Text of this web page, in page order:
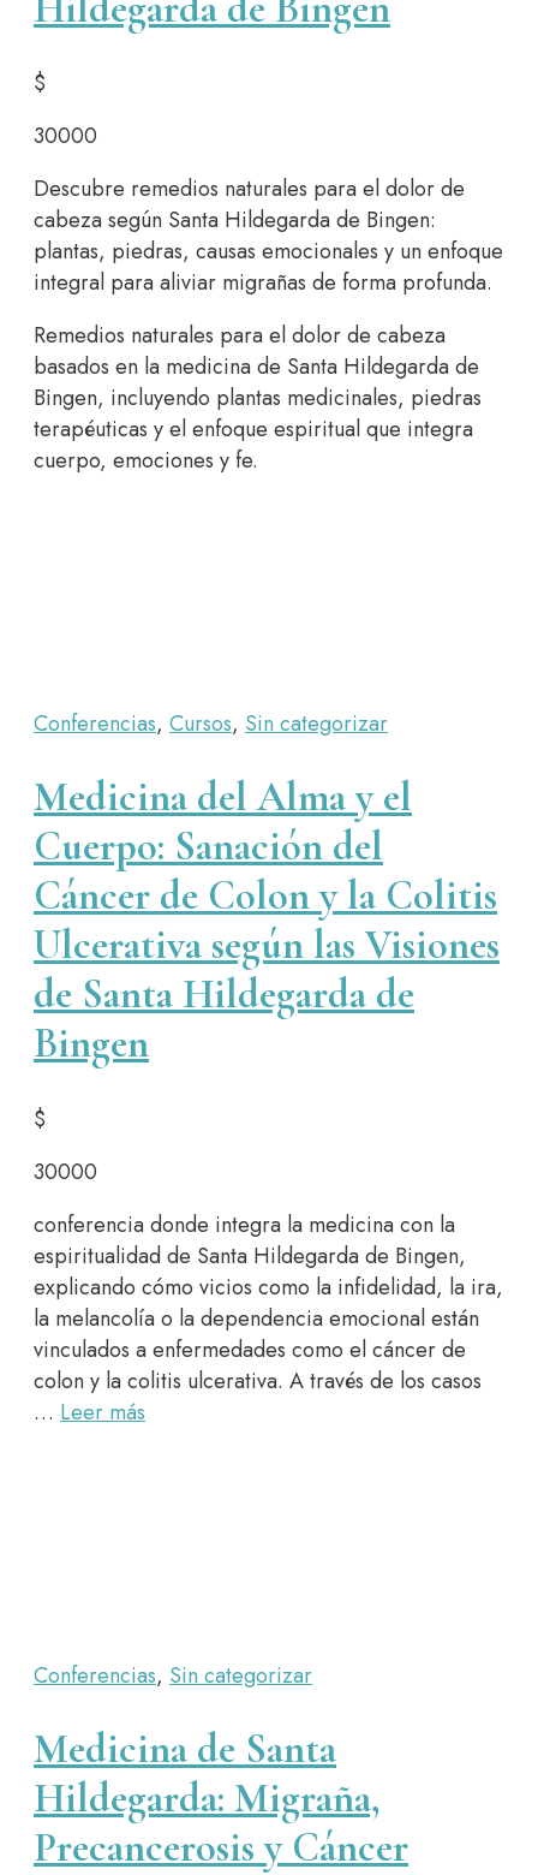
$
30000
Descubre remedios naturales para el dolor de
cabeza según Santa Hildegarda de Bingen:
plantas, piedras, causas emocionales y un enfoque
integral para aliviar migrañas de forma profunda.
Remedios naturales para el dolor de cabeza
basados en la medicina de Santa Hildegarda de
Bingen, incluyendo plantas medicinales, piedras
terapéuticas y el enfoque espiritual que integra
cuerpo, emociones y fe.
Conferencias, Cursos, Sin categorizar
Medicina del Alma y el
Cuerpo: Sanación del
Cáncer de Colon y la Colitis
Ulcerativa según las Visiones
de Santa Hildegarda de
Bingen
$
30000
conferencia donde integra la medicina con la
espiritualidad de Santa Hildegarda de Bingen,
explicando cómo vicios como la infidelidad, la ira,
la melancolía o la dependencia emocional están
vinculados a enfermedades como el cáncer de
colon y la colitis ulcerativa. A través de los casos
… Leer más
Conferencias, Sin categorizar
Medicina de Santa
Hildegarda: Migraña,
Precancerosis y Cáncer